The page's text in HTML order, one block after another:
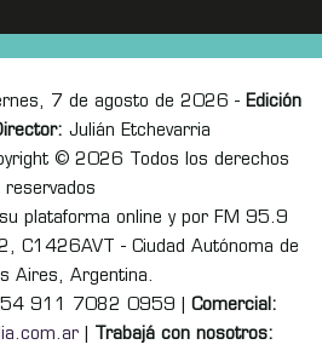
7 de agosto de 2026 - Edición
Julián Etchevarria
© 2026 Todos los derechos
reservados
plataforma online y por FM 95.9
C1426AVT - Ciudad Autónoma de
Aires, Argentina.
911 7082 0959 | Comercial:
Trabajá con nosotros: